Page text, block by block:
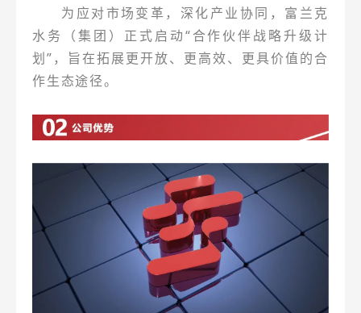
为应对市场变革，深化产业协同，富兰克
水务（集团）正式启动“合作伙伴战略升级计
划”，旨在拓展更开放、更高效、更具价值的合
作生态途径。